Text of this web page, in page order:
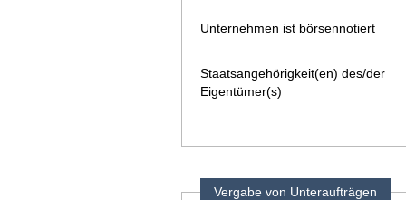
Unternehmen ist börsennotiert
Staatsangehörigkeit(en) des/der
Eigentümer(s)
Vergabe von Unteraufträgen